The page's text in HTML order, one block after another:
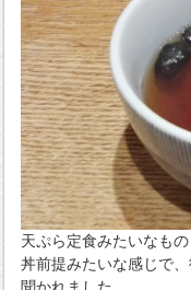
天ぷら定食みたいなも
丼前提みたいな感じで